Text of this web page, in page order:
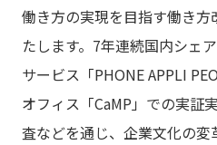
働き方の実現を目指す働き
たします。7年連続国内シェ
サービス「PHONE APPLI
オフィス「CaMP」での実証
査などを通じ、企業文化の